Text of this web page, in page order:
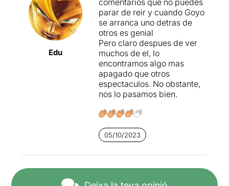
per haver viscut tantes
aventures surrealistes a
l'Amèrica de què tant ha
parlat), de Filosofia va
sobrat (els seus espectacles
sempre tenen un punt de
reflexió enmig de tota la
marabunta de rialles que
provoca) i l'Educació Física
la porta molt millor del que
res a veure amb el seu
talent, però olé per com li
queden els pantalons estrets
El cas és que el teu fill arriba
Edu
comentarios que no puedes
parar de reir y cuando Goyo
se arranca uno detras de
otros es genial
Pero claro despues de ver
muchos de el, lo
encontramos algo mas
apagado que otros
espectaculos. No obstante,
nos lo pasamos bien.
05/10/2023